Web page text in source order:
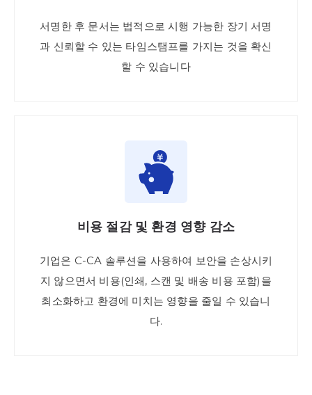
서명한 후 문서는 법적으로 시행 가능한 장기 서명
과 신뢰할 수 있는 타임스탬프를 가지는 것을 확신
할 수 있습니다
비용 절감 및 환경 영향 감소
기업은 C-CA 솔루션을 사용하여 보안을 손상시키
지 않으면서 비용(인쇄, 스캔 및 배송 비용 포함)을
최소화하고 환경에 미치는 영향을 줄일 수 있습니
다.